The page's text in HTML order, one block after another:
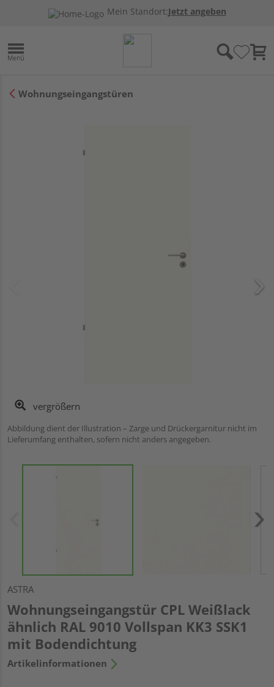
Mein Standort:Jetzt angeben
Wohnungseingangstüren
vergrößern
Abbildung dient der Illustration – Zarge und Drückergarnitur nicht im
Lieferumfang enthalten, sofern nicht anders angegeben.
ASTRA
Wohnungseingangstür CPL Weißlack
ähnlich RAL 9010 Vollspan KK3 SSK1
mit Bodendichtung
Artikelinformationen